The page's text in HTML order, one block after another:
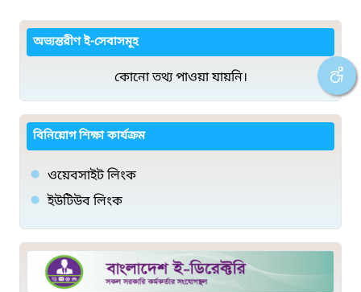
অভ্যন্তরীণ ই-সেবাসমূহ
কোনো তথ্য পাওয়া যায়নি।
বিনিয়োগ শিক্ষা কার্যক্রম
ওয়েবসাইট লিংক
ইউটিউব লিংক